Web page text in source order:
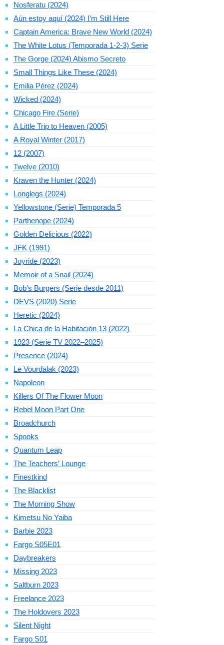
Nosferatu (2024)
Aún estoy aquí (2024) I’m Still Here
Captain America: Brave New World (2024)
The White Lotus (Temporada 1-2-3) Serie
The Gorge (2024) Abismo Secreto
Small Things Like These (2024)
Emilia Pérez (2024)
Wicked (2024)
Chicago Fire (Serie)
A Little Trip to Heaven (2005)
A Royal Winter (2017)
12 (2007)
Twelve (2010)
Kraven the Hunter (2024)
Longlegs (2024)
Yellowstone (Serie) Temporada 5
Parthenope (2024)
Golden Delicious (2022)
JFK (1991)
Joyride (2023)
Memoir of a Snail (2024)
Bob’s Burgers (Serie desde 2011)
DEVS (2020) Serie
Heretic (2024)
La Chica de la Habitación 13 (2022)
1923 (Serie TV 2022–2025)
Presence (2024)
Le Vourdalak (2023)
Napoleon
Killers Of The Flower Moon
Rebel Moon Part One
Broadchurch
Spooks
Quantum Leap
The Teachers’ Lounge
Finestkind
The Blacklist
The Morning Show
Kimetsu No Yaiba
Barbie 2023
Fargo S05E01
Daybreakers
Missing 2023
Saltburn 2023
Freelance 2023
The Holdovers 2023
Silent Night
Fargo S01